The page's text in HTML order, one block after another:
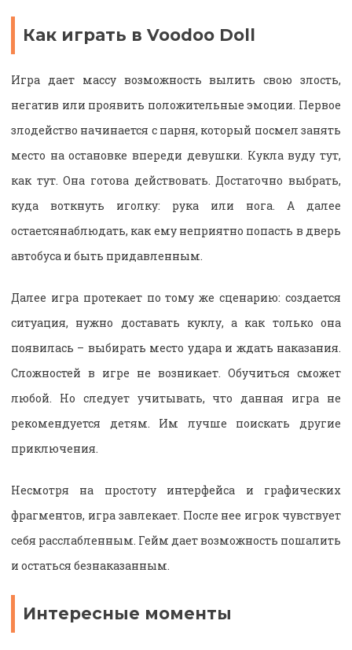
Как играть в Voodoo Doll
Игра дает массу возможность вылить свою злость,
негатив или проявить положительные эмоции. Первое
злодейство начинается с парня, который посмел занять
место на остановке впереди девушки. Кукла вуду тут,
как тут. Она готова действовать. Достаточно выбрать,
куда воткнуть иголку: рука или нога. А далее
остаетсянаблюдать, как ему неприятно попасть в дверь
автобуса и быть придавленным.
Далее игра протекает по тому же сценарию: создается
ситуация, нужно доставать куклу, а как только она
появилась – выбирать место удара и ждать наказания.
Сложностей в игре не возникает. Обучиться сможет
любой. Но следует учитывать, что данная игра не
рекомендуется детям. Им лучше поискать другие
приключения.
Несмотря на простоту интерфейса и графических
фрагментов, игра завлекает. После нее игрок чувствует
себя расслабленным. Гейм дает возможность пошалить
и остаться безнаказанным.
Интересные моменты